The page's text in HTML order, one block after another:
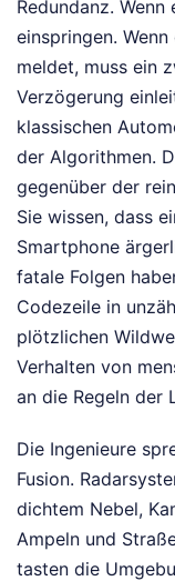
Redundanz.
einspringen.
meldet, muss ein
Verzögerung
klassischen
der Algorithmen.
gegenüber der
Sie wissen, dass
Smartphone
fatale Folgen
Codezeile in
plötzlichen
Verhalten von
an die Regeln der
Die Ingenieure
Fusion.
dichtem Nebel,
Ampeln und
tasten die